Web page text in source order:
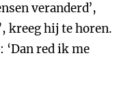
veranderd’,
kreeg hij te horen.
red ik me